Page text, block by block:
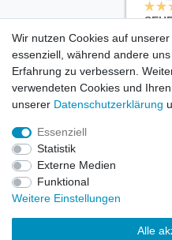
bei:
bei:
© Copyright 2026 Blue Octopus
vorbehalten.
Wir nutzen Cookies auf
essenziell, während andere
Erfahrung zu verbessern.
verwendeten Cookies und
unserer Daten­schutz­erklärung
Essenziell
Statistik
Externe Medien
Funktional
Weitere Einstellungen
Alle